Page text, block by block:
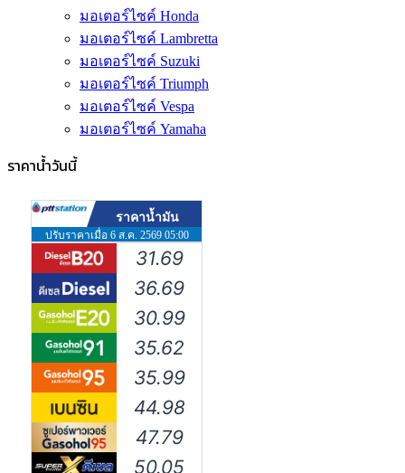
มอเตอร์ไซค์ Honda
มอเตอร์ไซค์ Lambretta
มอเตอร์ไซค์ Suzuki
มอเตอร์ไซค์ Triumph
มอเตอร์ไซค์ Vespa
มอเตอร์ไซค์ Yamaha
ราคาน้ำวันนี้